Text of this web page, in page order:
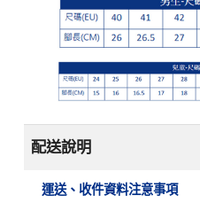
配送說明
運送、收件資料注意事項